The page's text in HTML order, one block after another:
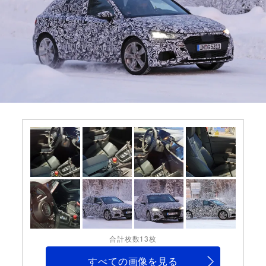
合計枚数13枚
すべての画像を見る